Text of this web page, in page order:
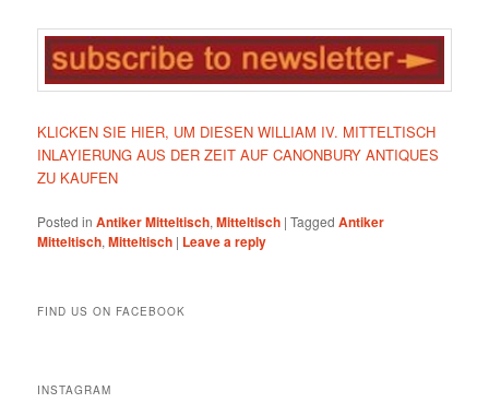
KLICKEN SIE HIER, UM DIESEN WILLIAM IV. MITTELTISCH
INLAYIERUNG AUS DER ZEIT AUF CANONBURY ANTIQUES
ZU KAUFEN
Posted in Antiker Mitteltisch,Mitteltisch |Tagged Antiker
Mitteltisch,Mitteltisch | Leave a reply
FIND US ON FACEBOOK
INSTAGRAM